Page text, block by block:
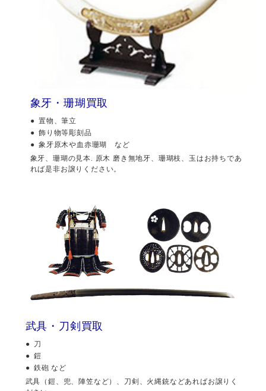
象牙・珊瑚買取
置物、筆立
飾り物等彫刻品
象牙原木や血赤珊瑚 など
象牙、珊瑚の見本. 原木 磨き無地牙、珊瑚枝、玉はお持ちであ
れば是非お譲りください。
武具・刀剣買取
刀
鎧
鉄砲 など
武具（鎧、兜、陣笠など）、刀剣、火縄銃などあればお譲りく